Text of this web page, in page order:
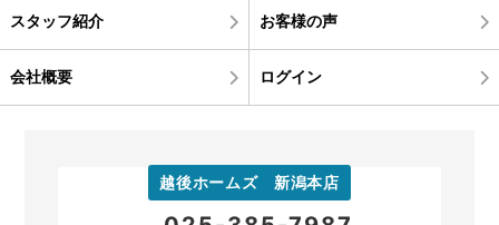
スタッフ紹介 お客様の声
会社概要 ログイン
越後ホームズ 新潟本店